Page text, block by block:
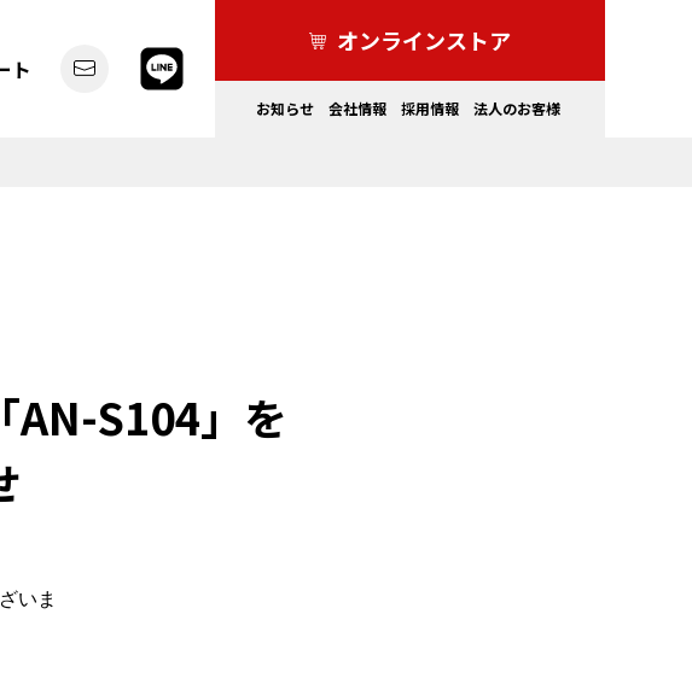
ト
オンラインストア
お知らせ 会社情報 採用情報 法人のお客様
AN-S104」を
いま